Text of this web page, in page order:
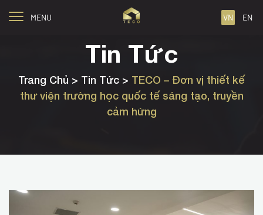
MENU EN
VN
Tin Tức
Trang Chủ > Tin Tức > TECO – Đơn vị thiết kế
thư viện trường học quốc tế sáng tạo, truyền
cảm hứng